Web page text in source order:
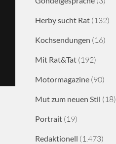
Herby sucht Rat (132)
Kochsendungen (16)
Mit Rat&Tat (192)
Motormagazine (90)
Mut zum neuen Stil (18)
Portrait (19)
Redaktionell (1.473)